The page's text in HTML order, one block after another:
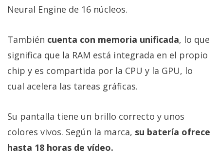
Neural Engine de 16 núcleos.
También cuenta con memoria unificada, lo que
significa que la RAM está integrada en el propio
chip y es compartida por la CPU y la GPU, lo
cual acelera las tareas gráficas.
Su pantalla tiene un brillo correcto y unos
colores vivos. Según la marca, su batería ofrece
hasta 18 horas de vídeo.